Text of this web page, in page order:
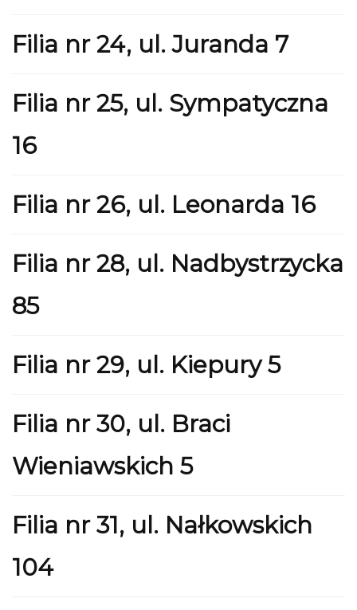
Filia nr 24, ul. Juranda 7
Filia nr 25, ul. Sympatyczna
16
Filia nr 26, ul. Leonarda 16
Filia nr 28, ul. Nadbystrzycka
85
Filia nr 29, ul. Kiepury 5
Filia nr 30, ul. Braci
Wieniawskich 5
Filia nr 31, ul. Nałkowskich
104